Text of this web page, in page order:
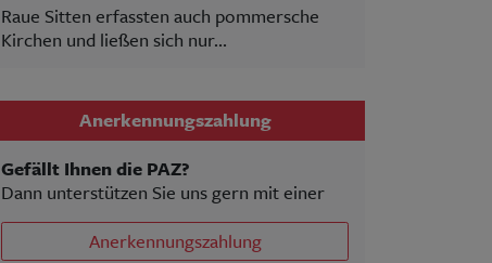
Raue Sitten erfassten auch pommersche
Kirchen und ließen sich nur...
Anerkennungszahlung
Gefällt Ihnen die PAZ?
Dann unterstützen Sie uns gern mit einer
Anerkennungszahlung